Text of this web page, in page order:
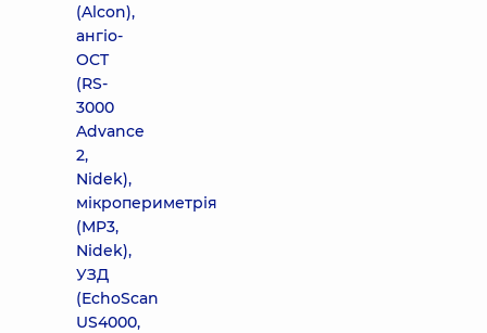
(Alcon),
ангіо-
OCT
(RS-
3000
Advance
2,
Nidek),
мікропериметрія
(MP3,
Nidek),
УЗД
(EchoScan
US4000,